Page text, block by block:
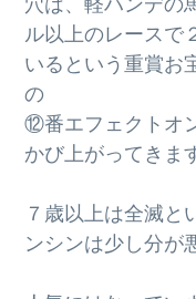
ル以上のレースで
いるという重賞お
の
⑫番エフェクトオ
かび上がってきま
７歳以上は全滅
ンシンは少し分が